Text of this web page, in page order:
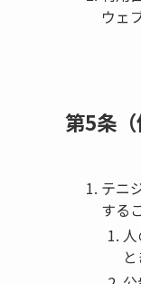
ウェ
第5条（
テニ
する